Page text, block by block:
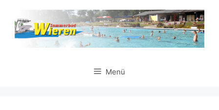
Inhalt
springen
Menü